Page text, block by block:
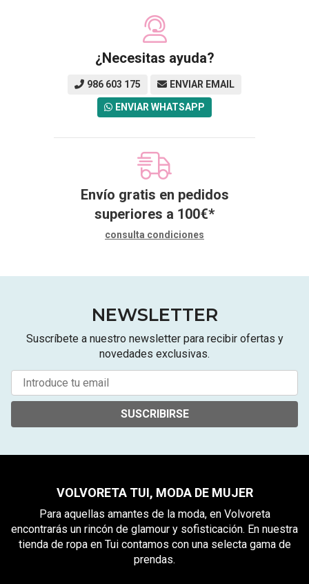
¿Necesitas ayuda?
986 603 175 ENVIAR EMAIL
ENVIAR WHATSAPP
Envío gratis en pedidos
superiores a 100€*
consulta condiciones
NEWSLETTER
Suscríbete a nuestro newsletter para recibir ofertas y
novedades exclusivas.
SUSCRIBIRSE
VOLVORETA TUI, MODA DE MUJER
Para aquellas amantes de la moda, en Volvoreta
encontrarás un rincón de glamour y sofisticación. En nuestra
tienda de ropa en Tui contamos con una selecta gama de
prendas.